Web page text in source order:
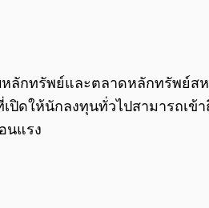
ลักทรัพย์และตลาดหลักทรัพย์ส
ที่เปิดให้นักลงทุนทั่วไปสามารถเ
นแรง